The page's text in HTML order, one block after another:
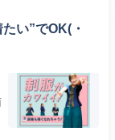
い”でOK(・